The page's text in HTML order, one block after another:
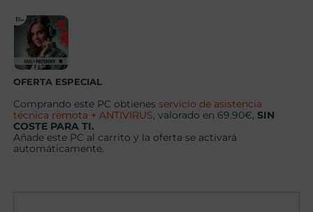
RTX
5070Ti
+
Windows
11
Pro
cantidad
OFERTA ESPECIAL
Comprando este PC obtienes servicio de asistencia
técnica remota + ANTIVIRUS, valorado en 69.90€,SIN
COSTE PARA TI.
Añade este PC al carrito y la oferta se activará
automáticamente.